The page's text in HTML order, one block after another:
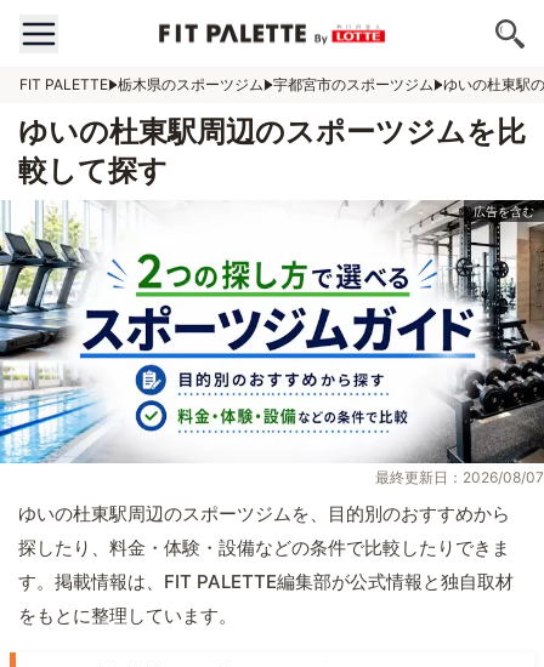
FIT PALETTE 栃木県のスポーツジム 宇都宮市のスポーツジム ゆいの杜東駅
ゆいの杜東駅周辺のスポーツジムを比
較して探す
最終更新日：2026/08/07
ゆいの杜東駅周辺のスポーツジムを、目的別のおすすめから
探したり、料金・体験・設備などの条件で比較したりできま
す。掲載情報は、FIT PALETTE編集部が公式情報と独自取材
をもとに整理しています。